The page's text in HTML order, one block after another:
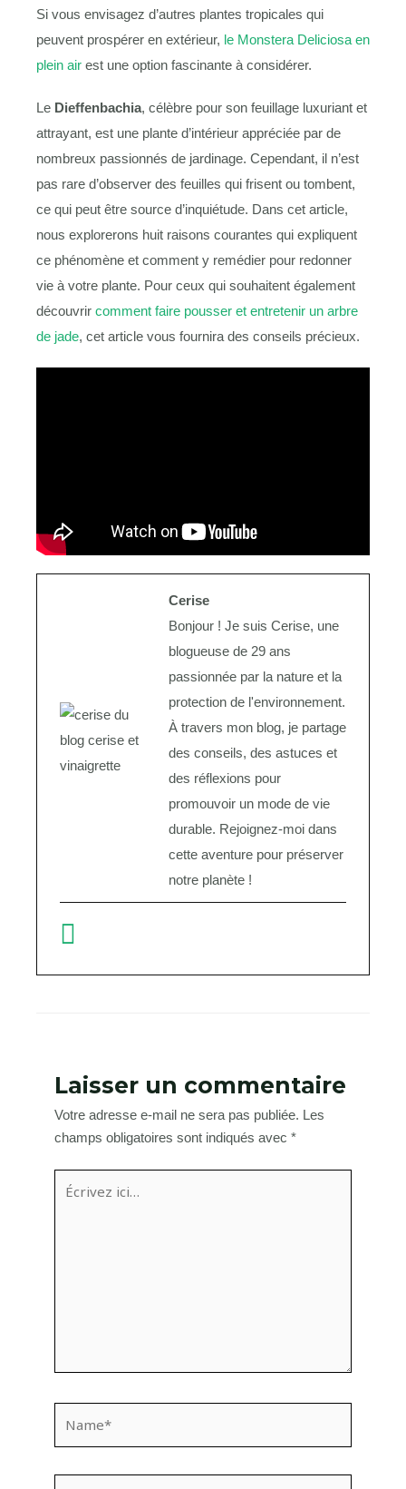
Si vous envisagez d’autres plantes tropicales qui
peuvent prospérer en extérieur, le Monstera Deliciosa en
plein air est une option fascinante à considérer.
Le Dieffenbachia, célèbre pour son feuillage luxuriant et
attrayant, est une plante d’intérieur appréciée par de
nombreux passionnés de jardinage. Cependant, il n’est
pas rare d’observer des feuilles qui frisent ou tombent,
ce qui peut être source d’inquiétude. Dans cet article,
nous explorerons huit raisons courantes qui expliquent
ce phénomène et comment y remédier pour redonner
vie à votre plante. Pour ceux qui souhaitent également
découvrir comment faire pousser et entretenir un arbre
de jade, cet article vous fournira des conseils précieux.
Cerise
Bonjour ! Je suis Cerise, une
blogueuse de 29 ans
passionnée par la nature et la
protection de l'environnement.
À travers mon blog, je partage
des conseils, des astuces et
des réflexions pour
promouvoir un mode de vie
durable. Rejoignez-moi dans
cette aventure pour préserver
notre planète !
Laisser un commentaire
Votre adresse e-mail ne sera pas publiée. Les
champs obligatoires sont indiqués avec *